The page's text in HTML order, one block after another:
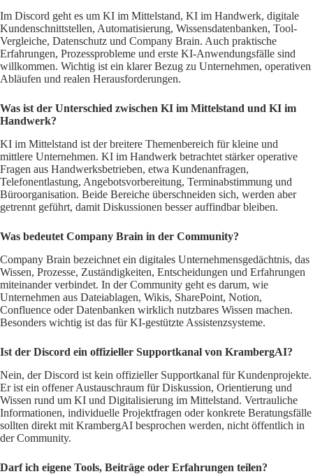
Im Discord geht es um KI im Mittelstand, KI im Handwerk, digitale
Kundenschnittstellen, Automatisierung, Wissensdatenbanken, Tool-
Vergleiche, Datenschutz und Company Brain. Auch praktische
Erfahrungen, Prozessprobleme und erste KI-Anwendungsfälle sind
willkommen. Wichtig ist ein klarer Bezug zu Unternehmen, operativen
Abläufen und realen Herausforderungen.
Was ist der Unterschied zwischen KI im Mittelstand und KI im
Handwerk?
KI im Mittelstand ist der breitere Themenbereich für kleine und
mittlere Unternehmen. KI im Handwerk betrachtet stärker operative
Fragen aus Handwerksbetrieben, etwa Kundenanfragen,
Telefonentlastung, Angebotsvorbereitung, Terminabstimmung und
Büroorganisation. Beide Bereiche überschneiden sich, werden aber
getrennt geführt, damit Diskussionen besser auffindbar bleiben.
Was bedeutet Company Brain in der Community?
Company Brain bezeichnet ein digitales Unternehmensgedächtnis, das
Wissen, Prozesse, Zuständigkeiten, Entscheidungen und Erfahrungen
miteinander verbindet. In der Community geht es darum, wie
Unternehmen aus Dateiablagen, Wikis, SharePoint, Notion,
Confluence oder Datenbanken wirklich nutzbares Wissen machen.
Besonders wichtig ist das für KI-gestützte Assistenzsysteme.
Ist der Discord ein offizieller Supportkanal von KrambergAI?
Nein, der Discord ist kein offizieller Supportkanal für Kundenprojekte.
Er ist ein offener Austauschraum für Diskussion, Orientierung und
Wissen rund um KI und Digitalisierung im Mittelstand. Vertrauliche
Informationen, individuelle Projektfragen oder konkrete Beratungsfälle
sollten direkt mit KrambergAI besprochen werden, nicht öffentlich in
der Community.
Darf ich eigene Tools, Beiträge oder Erfahrungen teilen?